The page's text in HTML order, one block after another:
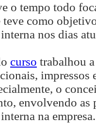
o tempo todo
teve como
nos dias
curso trabalhou
impressos
o
envolvendo as
na empresa.